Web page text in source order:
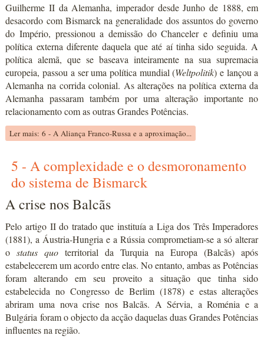
Guilherme II da Alemanha, imperador desde Junho de 1888, em
desacordo com Bismarck na generalidade dos assuntos do governo
do Império, pressionou a demissão do Chanceler e definiu uma
política externa diferente daquela que até aí tinha sido seguida. A
política alemã, que se baseava inteiramente na sua supremacia
europeia, passou a ser uma política mundial (Weltpolitik) e lançou a
Alemanha na corrida colonial. As alterações na política externa da
Alemanha passaram também por uma alteração importante no
relacionamento com as outras Grandes Potências.
Ler mais: 6 - A Aliança Franco-Russa e a aproximação...
5 - A complexidade e o desmoronamento
do sistema de Bismarck
A crise nos Balcãs
Pelo artigo II do tratado que instituía a Liga dos Três Imperadores
(1881), a Áustria-Hungria e a Rússia comprometiam-se a só alterar
ostatus quo territorial da Turquia na Europa (Balcãs) após
estabelecerem um acordo entre elas. No entanto, ambas as Potências
foram alterando em seu proveito a situação que tinha sido
estabelecida no Congresso de Berlim (1878) e estas alterações
abriram uma nova crise nos Balcãs. A Sérvia, a Roménia e a
Bulgária foram o objecto da acção daquelas duas Grandes Potências
influentes na região.